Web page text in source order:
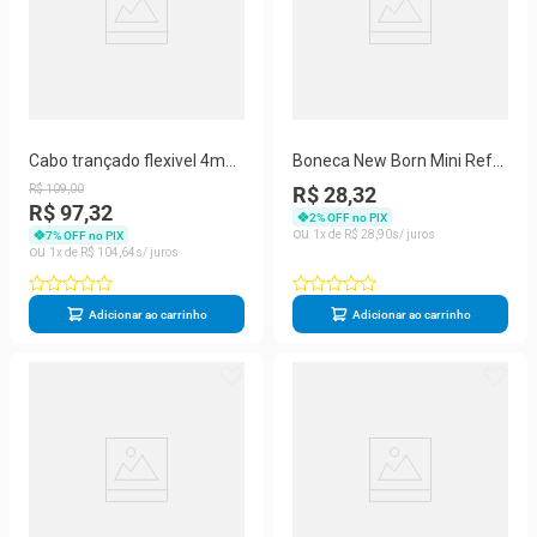
Cabo trançado flexivel 4mm
p/cftv conducopper condutti
100mts 2x26awg
7899658704605
R$109,00
R$ 97,32
7% OFF no PIX
1
R$ 104 64
Adicionar ao carrinho
Boneca New Born Mini Ref
8236
R$ 28,32
2% OFF no PIX
1
R$ 28 90
Adicionar ao carrinho